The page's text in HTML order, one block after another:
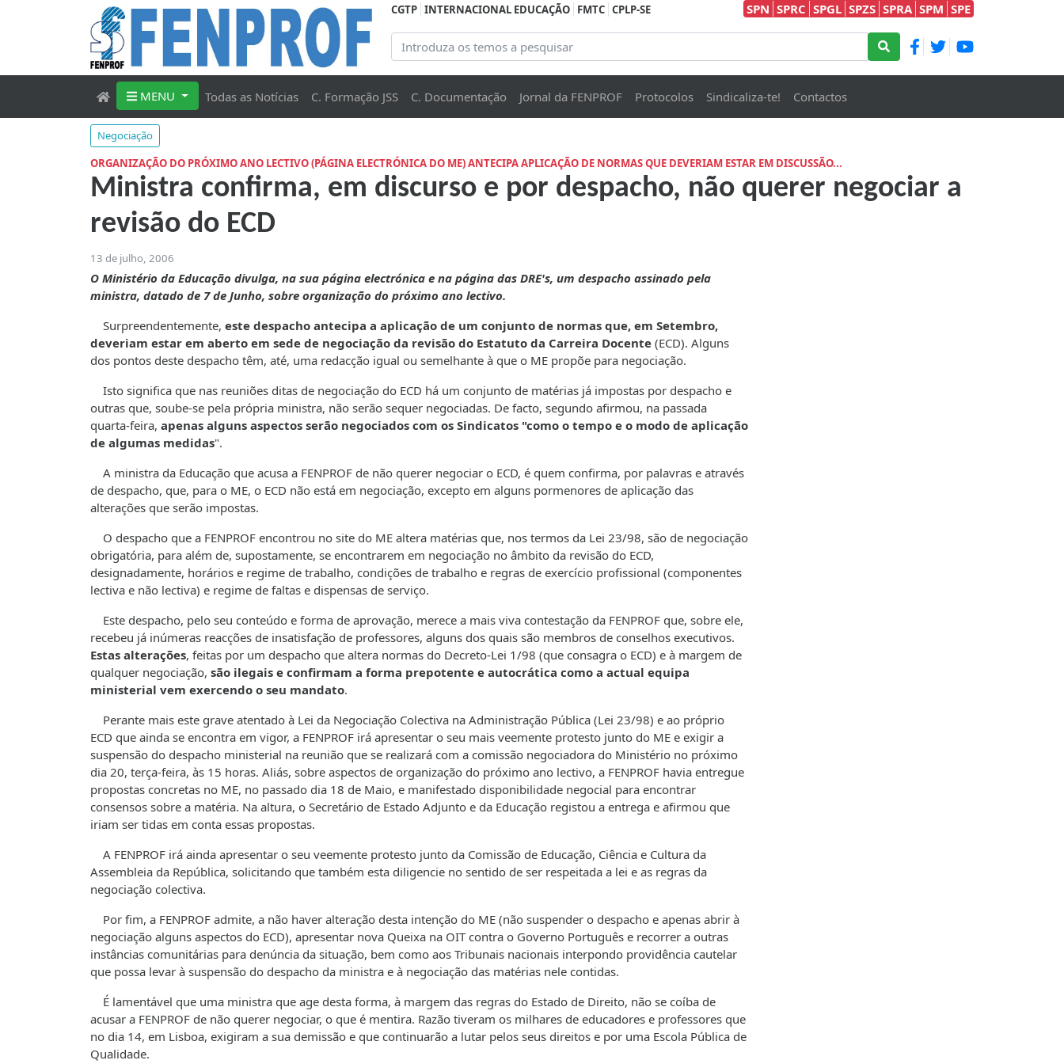
CGTP INTERNACIONAL EDUCAÇÃO FMTC CPLP-SE SPN SPRC SPGL SPZS SPRA SPM SPE
MENU Todas as Notícias C. Formação JSS C. Documentação Jornal da FENPROF Protocolos Sindicaliza-te! Contactos
Negociação
ORGANIZAÇÃO DO PRÓXIMO ANO LECTIVO (PÁGINA ELECTRÓNICA DO ME) ANTECIPA APLICAÇÃO DE NORMAS QUE DEVERIAM ESTAR EM DISCUSSÃO...
Ministra confirma, em discurso e por despacho, não querer negociar a
revisão do ECD
13 de julho, 2006
O Ministério da Educação divulga, na sua página electrónica e na página das DRE's, um despacho assinado pela
ministra, datado de 7 de Junho, sobre organização do próximo ano lectivo.
Surpreendentemente, este despacho antecipa a aplicação de um conjunto de normas que, em Setembro,
deveriam estar em aberto em sede de negociação da revisão do Estatuto da Carreira Docente (ECD). Alguns
dos pontos deste despacho têm, até, uma redacção igual ou semelhante à que o ME propõe para negociação.
Isto significa que nas reuniões ditas de negociação do ECD há um conjunto de matérias já impostas por despacho e
outras que, soube-se pela própria ministra, não serão sequer negociadas. De facto, segundo afirmou, na passada
quarta-feira, apenas alguns aspectos serão negociados com os Sindicatos "como o tempo e o modo de aplicação
de algumas medidas".
A ministra da Educação que acusa a FENPROF de não querer negociar o ECD, é quem confirma, por palavras e através
de despacho, que, para o ME, o ECD não está em negociação, excepto em alguns pormenores de aplicação das
alterações que serão impostas.
O despacho que a FENPROF encontrou no site do ME altera matérias que, nos termos da Lei 23/98, são de negociação
obrigatória, para além de, supostamente, se encontrarem em negociação no âmbito da revisão do ECD,
designadamente, horários e regime de trabalho, condições de trabalho e regras de exercício profissional (componentes
lectiva e não lectiva) e regime de faltas e dispensas de serviço.
Este despacho, pelo seu conteúdo e forma de aprovação, merece a mais viva contestação da FENPROF que, sobre ele,
recebeu já inúmeras reacções de insatisfação de professores, alguns dos quais são membros de conselhos executivos.
Estas alterações, feitas por um despacho que altera normas do Decreto-Lei 1/98 (que consagra o ECD) e à margem de
qualquer negociação, são ilegais e confirmam a forma prepotente e autocrática como a actual equipa
ministerial vem exercendo o seu mandato.
Perante mais este grave atentado à Lei da Negociação Colectiva na Administração Pública (Lei 23/98) e ao próprio
ECD que ainda se encontra em vigor, a FENPROF irá apresentar o seu mais veemente protesto junto do ME e exigir a
suspensão do despacho ministerial na reunião que se realizará com a comissão negociadora do Ministério no próximo
dia 20, terça-feira, às 15 horas. Aliás, sobre aspectos de organização do próximo ano lectivo, a FENPROF havia entregue
propostas concretas no ME, no passado dia 18 de Maio, e manifestado disponibilidade negocial para encontrar
consensos sobre a matéria. Na altura, o Secretário de Estado Adjunto e da Educação registou a entrega e afirmou que
iriam ser tidas em conta essas propostas.
A FENPROF irá ainda apresentar o seu veemente protesto junto da Comissão de Educação, Ciência e Cultura da
Assembleia da República, solicitando que também esta diligencie no sentido de ser respeitada a lei e as regras da
negociação colectiva.
Por fim, a FENPROF admite, a não haver alteração desta intenção do ME (não suspender o despacho e apenas abrir à
negociação alguns aspectos do ECD), apresentar nova Queixa na OIT contra o Governo Português e recorrer a outras
instâncias comunitárias para denúncia da situação, bem como aos Tribunais nacionais interpondo providência cautelar
que possa levar à suspensão do despacho da ministra e à negociação das matérias nele contidas.
É lamentável que uma ministra que age desta forma, à margem das regras do Estado de Direito, não se coíba de
acusar a FENPROF de não querer negociar, o que é mentira. Razão tiveram os milhares de educadores e professores que
no dia 14, em Lisboa, exigiram a sua demissão e que continuarão a lutar pelos seus direitos e por uma Escola Pública de
Qualidade.